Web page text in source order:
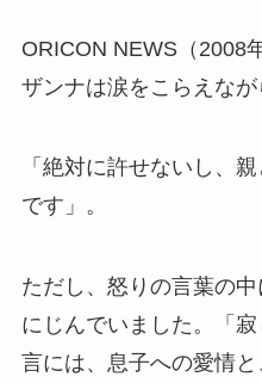
ORICON NEWS（2008
ザンナは涙をこらえなが
「絶対に許せないし、
です」。
ただし、怒りの言葉の
にじんでいました。「
言には、息子への愛情